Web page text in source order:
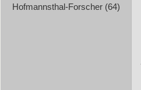
Hofmannsthal-Forscher (64)